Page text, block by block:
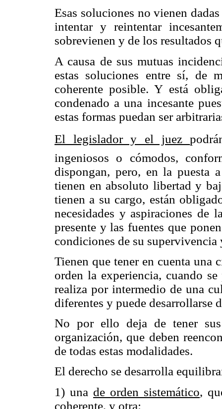
Esas soluciones no vienen
intentar y reintentar
sobrevienen y de los resultados
A causa de sus mutuas
estas soluciones entre sí, de
coherente posible. Y está
condenado a una incesante
estas formas puedan ser
El legislador y el juez
ingeniosos o cómodos,
dispongan, pero, en la puesta
tienen en absoluto libertad y
tienen a su cargo, están
necesidades y aspiraciones de
presente y las fuentes que
condiciones de su supervivencia
Tienen que tener en cuenta una
orden la experiencia, cuando
realiza por intermedio de una
diferentes y puede desarrollarse
No por ello deja de tener
organización, que deben
de todas estas modalidades.
El derecho se desarrolla
1) una de orden sistemático,
coherente, y otra: